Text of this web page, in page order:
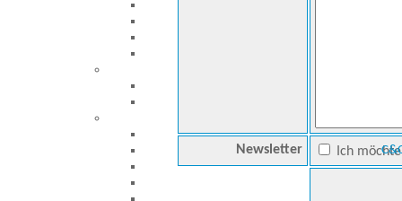
Newsletter Ich